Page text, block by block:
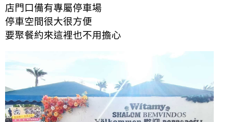
店門口備有專屬停車場
停車空間很大很方便
要聚餐約來這裡也不用擔心